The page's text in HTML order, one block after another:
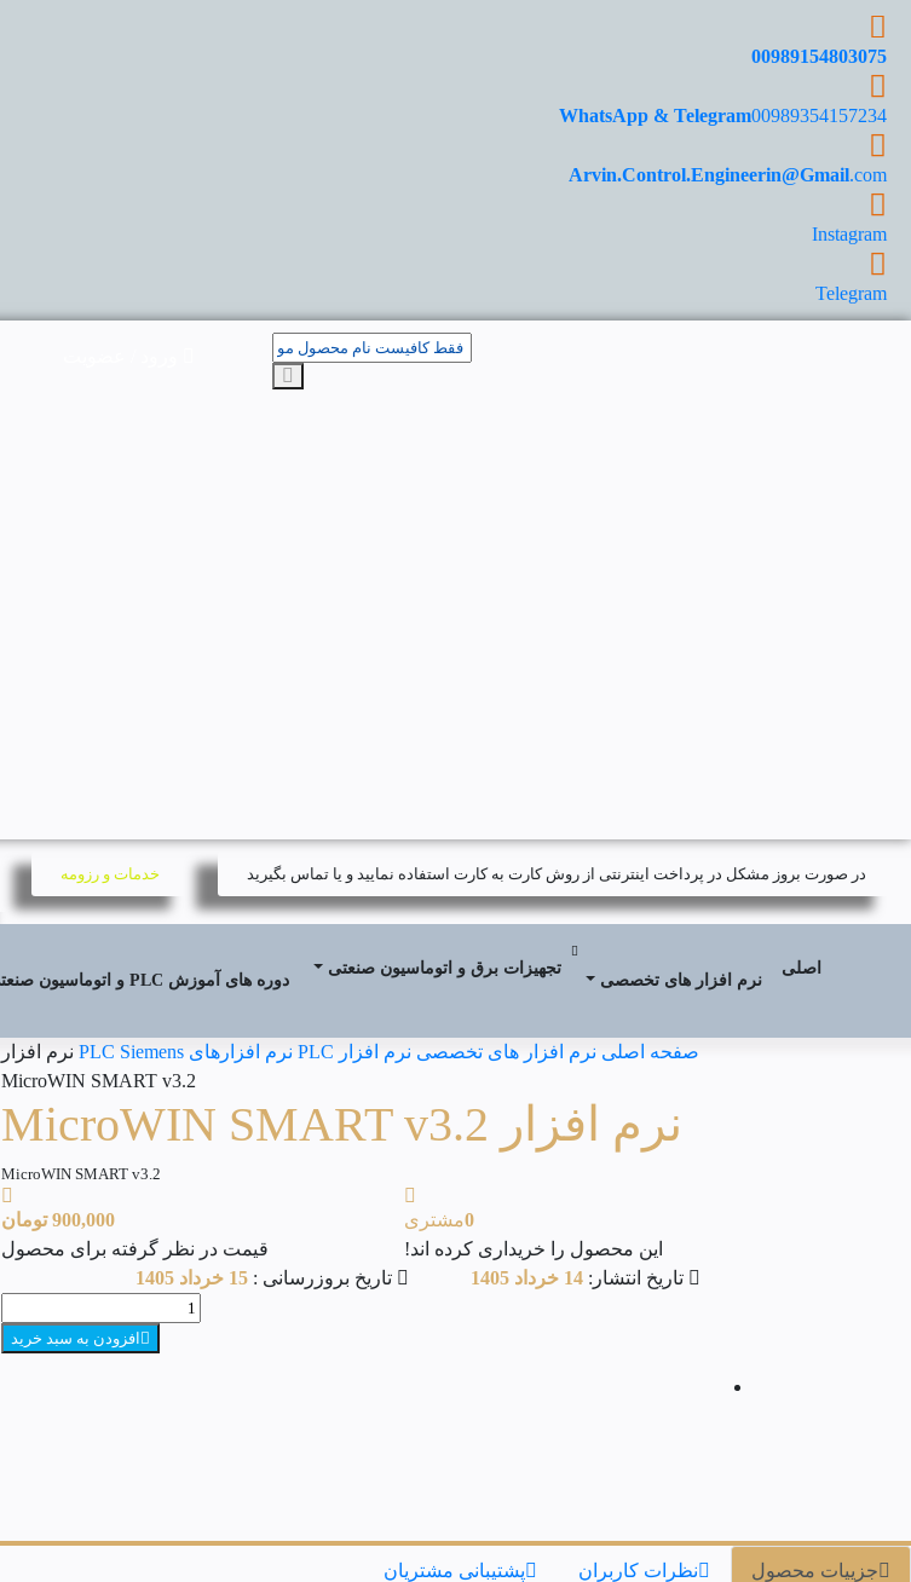
00989154803075
WhatsApp & Telegram00989354157234
Arvin.Control.Engineerin@Gmail.com
Instagram
Telegram
در صورت بروز مشکل در پرداخت اینترنتی از روش کارت به کارت استفاده نمایید و یا تماس بگیرید خدمات و رزومه
اصلی
نرم افزار های تخصصی
تجهیزات برق و اتوماسیون صنعتی
دوره های آموزش PLC و اتوماسیون صنعتی
صفحه اصلی نرم افزار های تخصصی نرم افزار PLC نرم افزارهای PLC Siemens
نرم افزار
MicroWIN SMART v3.2
نرم افزار MicroWIN SMART v3.2
MicroWIN SMART v3.2
0مشتری
این محصول را خریداری کرده اند!
900,000 تومان
قیمت در نظر گرفته برای محصول
تاریخ انتشار:14 خرداد 1405 تاریخ بروزرسانی :15 خرداد 1405
افزودن به سبد خرید
جزییات محصول نظرات کاربران پشتیبانی مشتریان